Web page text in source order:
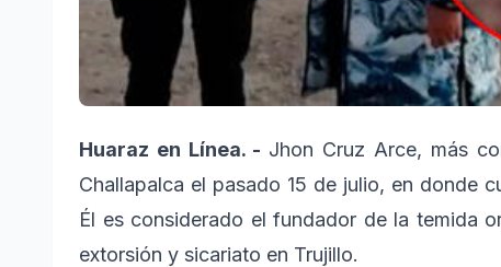
Huaraz en Línea. - Jhon Cruz Arce, más
Challapalca el pasado 15 de julio, en donde
Él es considerado el fundador de la temida
extorsión y sicariato en Trujillo.